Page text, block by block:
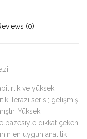
(0)
ve yüksek
Terazi serisi; gelişmiş
Yüksek
dikkat çeken
en uygun analitik